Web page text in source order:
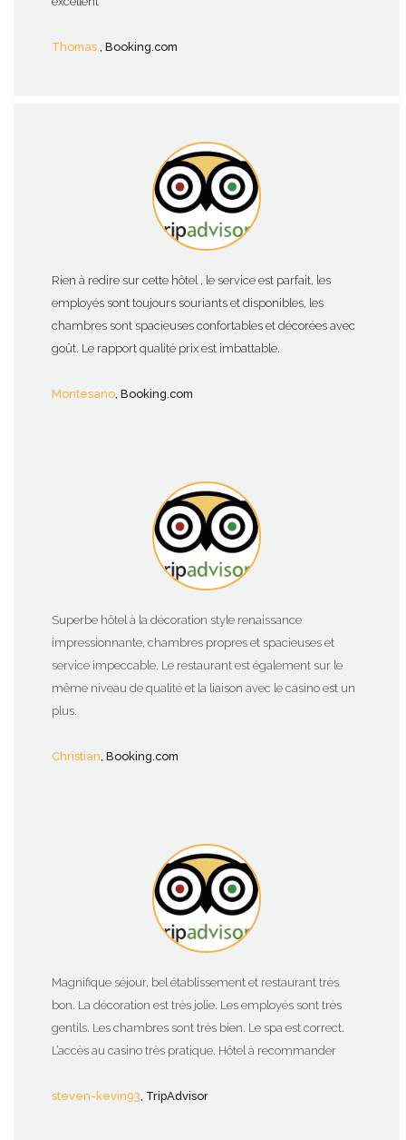
Thomas , Booking.com
Rien à redire sur cette hôtel , le service est parfait, les
employés sont toujours souriants et disponibles, les
chambres sont spacieuses confortables et décorées avec
goût. Le rapport qualité prix est imbattable.
Montesano , Booking.com
Superbe hôtel à la décoration style renaissance
impressionnante, chambres propres et spacieuses et
service impeccable. Le restaurant est également sur le
même niveau de qualité et la liaison avec le casino est un
plus.
Christian , Booking.com
Magnifique séjour, bel établissement et restaurant très
bon. La décoration est très jolie. Les employés sont très
gentils. Les chambres sont très bien. Le spa est correct.
L’accès au casino très pratique. Hôtel à recommander
steven-kevin93 , TripAdvisor